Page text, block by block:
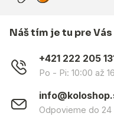
Náš tím je tu pre Vás
+421 222 205
Po - Pi: 10:00 až
Odpovieme do 24